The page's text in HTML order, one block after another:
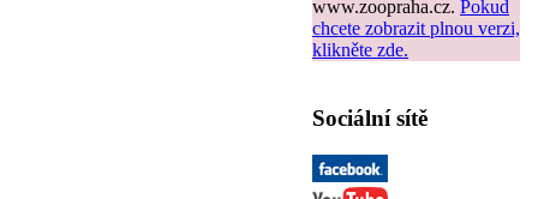
www.zoopraha.cz. Pokud
chcete zobrazit plnou verzi,
klikněte zde.
Sociální sítě